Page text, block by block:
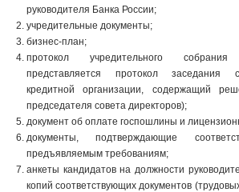
руководителя Банка России;
учредительные документы;
бизнес-план;
протокол учредительного
представляется протокол заседания
кредитной организации, содержащий
председателя совета директоров);
документ об оплате госпошлины и
документы, подтверждающие
предъявляемым требованиям;
анкеты кандидатов на должности
копий соответствующих документов